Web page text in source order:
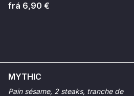
frá 6,90 €
MYTHIC
Pain sésame, 2 steaks, tranche de